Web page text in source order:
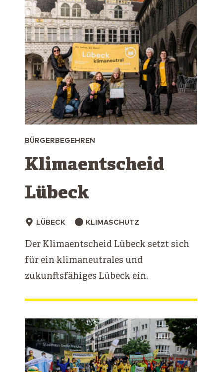
BÜRGERBEGEHREN
Klimaentscheid
Lübeck
LÜBECK KLIMASCHUTZ
Der Klimaentscheid Lübeck setzt sich
für ein klimaneutrales und
zukunftsfähiges Lübeck ein.